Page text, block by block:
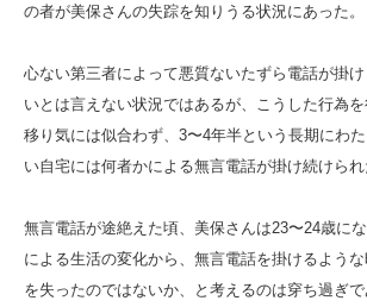
の者が美保さんの失踪を知りうる状況にあった。
心ない第三者によって悪質ないたずら電話が掛
いとは言えない状況ではあるが、こうした行為
移り気には似合わず、3〜4年半という長期にわ
い自宅には何者かによる無言電話が掛け続けられ
無言電話が途絶えた頃、美保さんは23〜24歳に
による生活の変化から、無言電話を掛けるよう
を失ったのではないか、と考えるのは穿ち過ぎで